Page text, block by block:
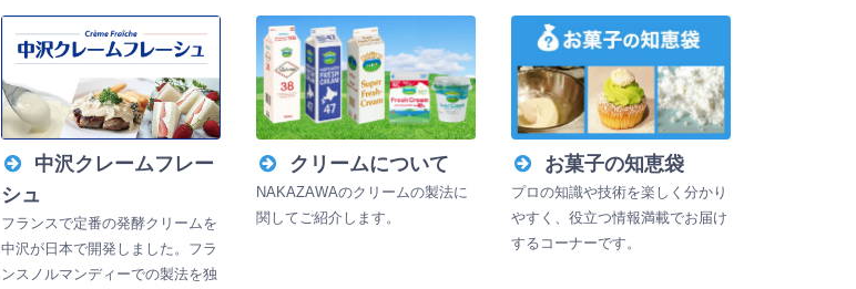
中沢クレームフレー
シュ
フランスで定番の発酵クリームを
中沢が日本で開発しました。フラ
ンスノルマンディーでの製法を独
クリームについて
NAKAZAWAのクリームの製法に
関してご紹介します。
お菓子の知恵袋
プロの知識や技術を楽しく分かり
やすく、役立つ情報満載でお届け
するコーナーです。